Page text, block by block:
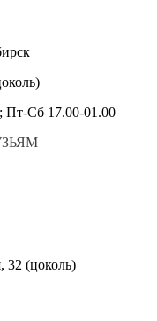
Пт-Сб 17.00-01.00
32 (цоколь)